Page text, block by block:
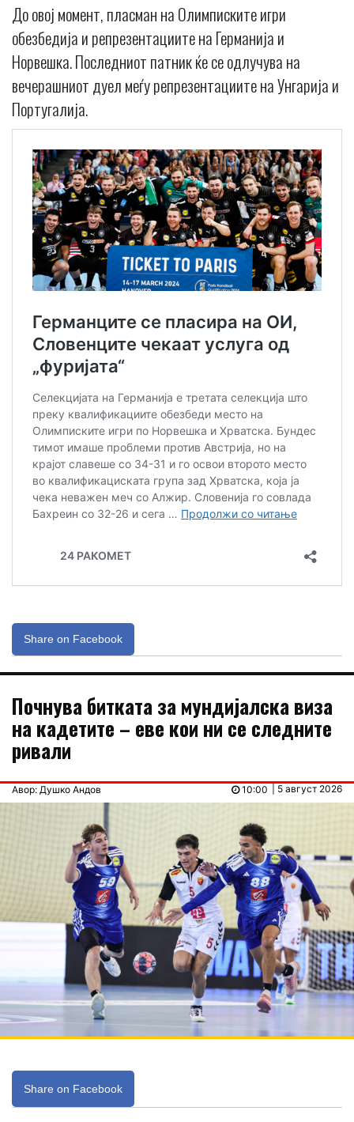
До овој момент, пласман на Олимписките игри
обезбедија и репрезентациите на Германија и
Норвешка. Последниот патник ќе се одлучува на
вечерашниот дуел меѓу репрезентациите на Унгарија и
Португалија.
Share on Facebook
Почнува битката за мундијалска виза
на кадетите – еве кои ни се следните
ривали
Авор: Душко Андов | 5 август 2026
10:00
Share on Facebook